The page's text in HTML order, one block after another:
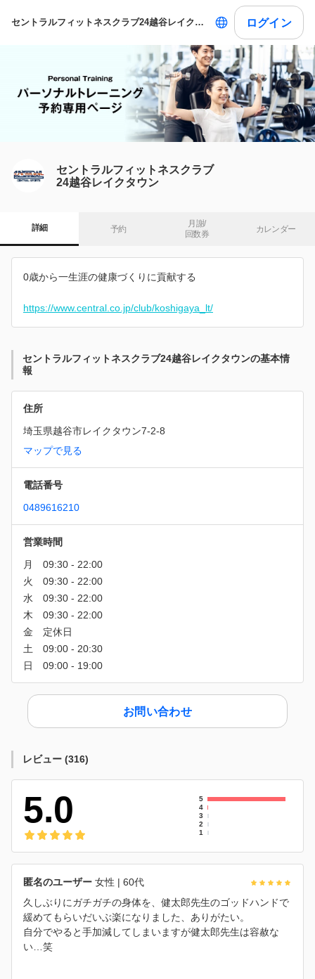
セントラルフィットネスクラブ24越谷レイクタウン ログイン
セントラルフィットネスクラブ
24越谷レイクタウン
詳細 予約
月謝/
回数券
カレンダー
0歳から一生涯の健康づくりに貢献する
https://www.central.co.jp/club/koshigaya_lt/
セントラルフィットネスクラブ24越谷レイクタウンの基本情
報
住所
埼玉県越谷市レイクタウン7-2-8
マップで見る
電話番号
0489616210
営業時間
お問い合わせ
レビュー (316)
5.0
5
4
3
2
1
匿名のユーザー 女性 | 60代
久しぶりにガチガチの身体を、健太郎先生のゴッドハンドで
緩めてもらいだいぶ楽になりました、ありがたい。
自分でやると手加減してしまいますが健太郎先生は容赦な
い…笑